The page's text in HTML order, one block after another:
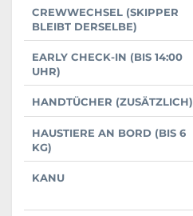
CREWWECHSEL (SKIPPER
BLEIBT DERSELBE)
EARLY CHECK-IN (BIS 14:00
UHR)
HANDTÜCHER (ZUSÄTZLICH)
HAUSTIERE AN BORD (BIS 6
KG)
KANU